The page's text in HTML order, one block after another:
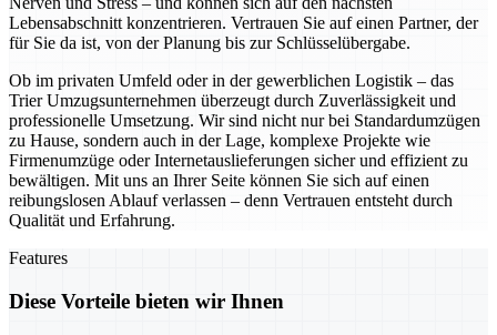
Lebensabschnitt konzentrieren. Vertrauen Sie auf einen Partner, der
für Sie da ist, von der Planung bis zur Schlüsselübergabe.
Ob im privaten Umfeld oder in der gewerblichen Logistik – das
Trier Umzugsunternehmen überzeugt durch Zuverlässigkeit und
professionelle Umsetzung. Wir sind nicht nur bei Standardumzügen
zu Hause, sondern auch in der Lage, komplexe Projekte wie
Firmenumzüge oder Internetauslieferungen sicher und effizient zu
bewältigen. Mit uns an Ihrer Seite können Sie sich auf einen
reibungslosen Ablauf verlassen – denn Vertrauen entsteht durch
Qualität und Erfahrung.
Features
Diese Vorteile bieten wir Ihnen